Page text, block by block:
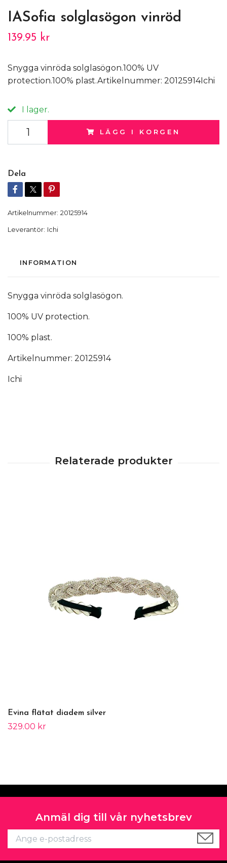
IASofia solglasögon vinröd
139.95 kr
Snygga vinröda solglasögon.100% UV
protection.100% plast.Artikelnummer: 20125914Ichi
I lager.
LÄGG I KORGEN
Dela
Artikelnummer: 20125914
Leverantör: Ichi
INFORMATION
Snygga vinröda solglasögon.
100% UV protection.
100% plast.
Artikelnummer: 20125914
Ichi
Evina flätat diadem silver
329.00 kr
Anmäl dig till vår nyhetsbrev